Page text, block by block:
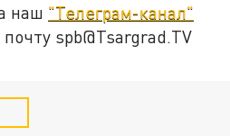
наш "Телеграм-канал"
spb@Tsargrad.TV